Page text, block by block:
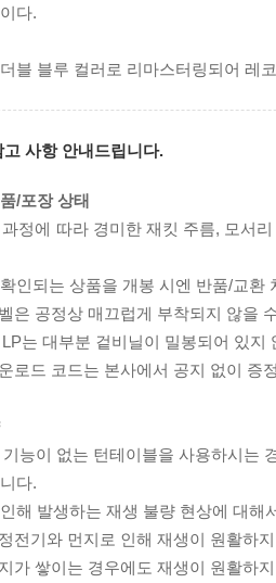
다.
블 블루 컬러로 리마스터링되어 레
사항 안내드립니다.
/포장 상태
정에 따라 경미한 재킷 주름, 모서
인되는 상품을 개봉 시엔 반품/교환
은 공정상 매끄럽게 부착되지 않을
는 대부분 겉비닐이 밀봉되어 있지
로드 코드는 본사에서 공지 없이 증
능이 없는 턴테이블을 사용하시는
다.
해 발생하는 재생 불량 현상에 대
전기와 먼지로 인해 재생이 원활하
가 쌓이는 경우에도 재생이 원활하